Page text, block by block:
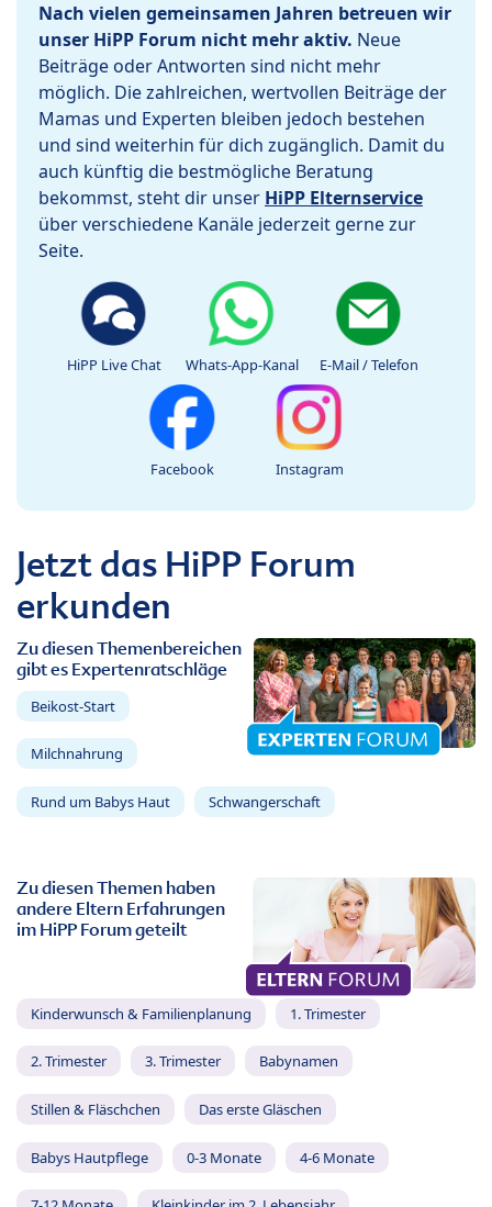
Nach vielen gemeinsamen Jahren betreuen wir
unser HiPP Forum nicht mehr aktiv. Neue
Beiträge oder Antworten sind nicht mehr
möglich. Die zahlreichen, wertvollen Beiträge der
Mamas und Experten bleiben jedoch bestehen
und sind weiterhin für dich zugänglich. Damit du
auch künftig die bestmögliche Beratung
bekommst, steht dir unser HiPP Elternservice
über verschiedene Kanäle jederzeit gerne zur
Seite.
HiPP Live Chat Whats-App-Kanal E-Mail / Telefon
Facebook Instagram
Jetzt das HiPP Forum
erkunden
Zu diesen Themenbereichen
gibt es Expertenratschläge
Beikost-Start
Milchnahrung
Rund um Babys Haut Schwangerschaft
Zu diesen Themen haben
andere Eltern Erfahrungen
im HiPP Forum geteilt
Kinderwunsch & Familienplanung 1. Trimester
2. Trimester 3. Trimester Babynamen
Stillen & Fläschchen Das erste Gläschen
Babys Hautpflege 0-3 Monate 4-6 Monate